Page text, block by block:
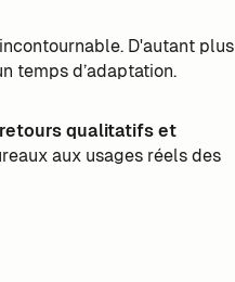
D'autant plus
temps d’adaptation.
qualitatifs et
aux usages réels des